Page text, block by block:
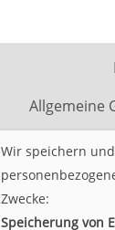
Allgemeine
Widerruf
Wir speichern
Zwecke:
Speicherung von